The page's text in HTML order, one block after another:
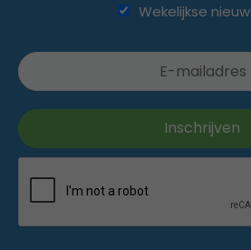
Wekelijkse